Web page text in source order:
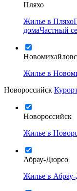
Пляхо
Жилье в Пляхо
домаЧастный
Жилье в
Новороссийск
Новороссийск
Жилье в
Абрау-Дюрсо
Жилье в